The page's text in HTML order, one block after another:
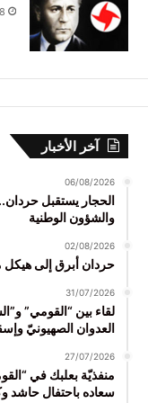
آخر الأخبار
06/08/2026
الحجار يستقبل
والشؤون الوطنية
02/08/2026
حردان أبرق إلى هيكل
31/07/2026
لقاء بين “القومي”
العدوان الصهيونيّ
27/07/2026
منفذيّة بعلبك في
سعاده باحتفال حاشد